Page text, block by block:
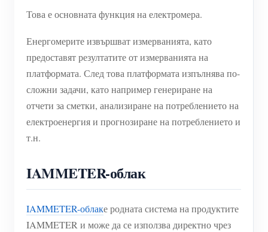
Това е основната функция на електромера.
Енергомерите извършват измерванията, като
предоставят резултатите от измерванията на
платформата. След това платформата изпълнява по-
сложни задачи, като например генериране на
отчети за сметки, анализиране на потреблението на
електроенергия и прогнозиране на потреблението и
т.н.
IAMMETER-облак
IAMMETER-облаке родната система на продуктите
IAMMETER и може да се използва директно чрез